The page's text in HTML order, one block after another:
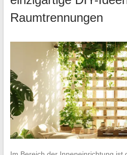
Raumtrennungen